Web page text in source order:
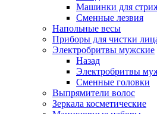
Машинки для
Сменные лезвия
Напольные весы
Приборы для чистки
Электробритвы мужские
Назад
Электробритвы
Сменные головки
Выпрямители волос
Зеркала косметические